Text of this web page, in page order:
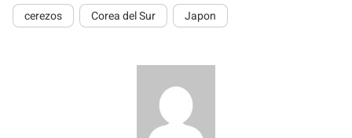
cerezos Corea del Sur Japon